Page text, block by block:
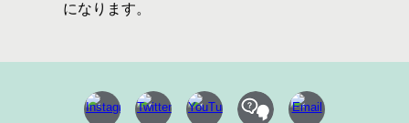
になります。